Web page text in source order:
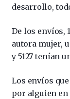
desarrollo,
De los envíos,
autora mujer,
y 5127 tenían
Los envíos
por alguien